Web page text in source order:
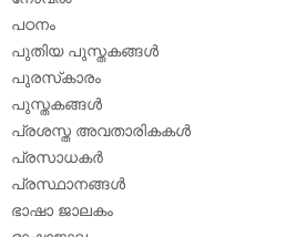
പഠനം
പുതിയ പുസ്തകങ്ങള്‍
പുരസ്‌കാരം
പുസ്തകങ്ങള്‍
പ്രശസ്ത അവതാരികകള്‍
പ്രസാധകര്‍
പ്രസ്ഥാനങ്ങള്‍
ഭാഷാ ജാലകം